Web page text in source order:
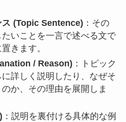
ス (Topic Sentence) ：その
いことを一言で述べる文で
きます。
/ Reason) ：トピック
詳しく説明したり、なぜそ
か、その理由を展開しま
：説明を裏付ける具体的な例